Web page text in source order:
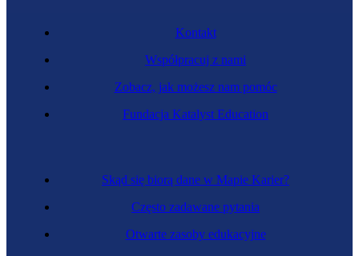
Skąd się biorą dane w Mapie Karier?
Często zadawane pytania
Otwarte zasoby edukacyjne
Kontakt
Współpracuj z nami
Zobacz, jak możesz nam pomóc
Fundacja Katalyst Education